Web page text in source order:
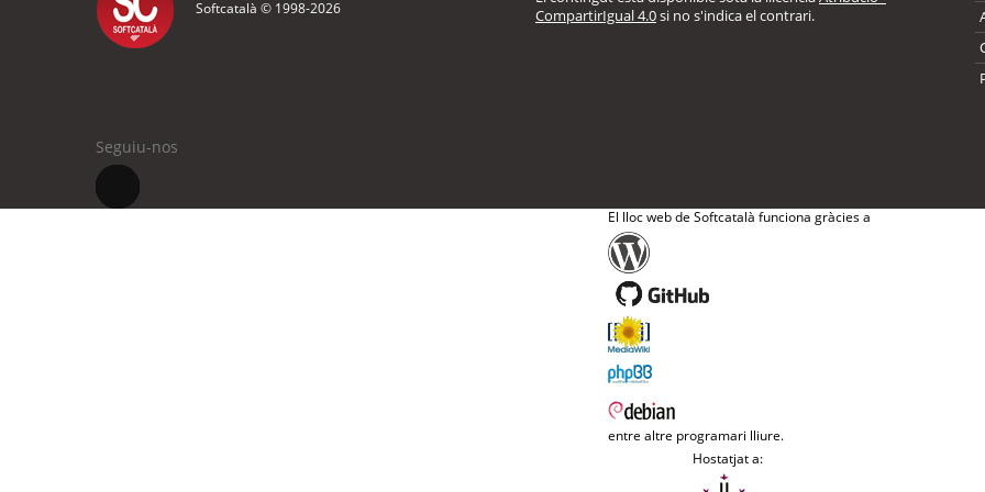
Softcatalà © 1998-2026
CompartirIgual 4.0si no s'indica el contrari.
Seguiu-nos
El lloc web de Softcatalà funciona gràcies a
entre altre programari lliure.
Hostatjat a: